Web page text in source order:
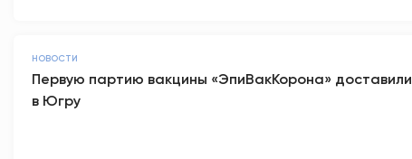
НОВОСТИ
Первую партию вакцины «ЭпиВакКорона» доставили
в Югру